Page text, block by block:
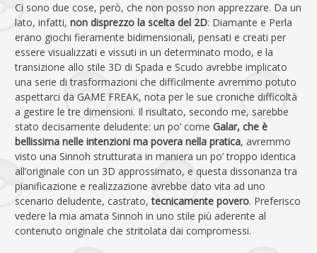
Ci sono due cose, però, che non posso non apprezzare. Da un
lato, infatti, non disprezzo la scelta del 2D: Diamante e Perla
erano giochi fieramente bidimensionali, pensati e creati per
essere visualizzati e vissuti in un determinato modo, e la
transizione allo stile 3D di Spada e Scudo avrebbe implicato
una serie di trasformazioni che difficilmente avremmo potuto
aspettarci da GAME FREAK, nota per le sue croniche difficoltà
a gestire le tre dimensioni. Il risultato, secondo me, sarebbe
stato decisamente deludente: un po’ come Galar, che è
bellissima nelle intenzioni ma povera nella pratica, avremmo
visto una Sinnoh strutturata in maniera un po’ troppo identica
all’originale con un 3D approssimato, e questa dissonanza tra
pianificazione e realizzazione avrebbe dato vita ad uno
scenario deludente, castrato,tecnicamente povero. Preferisco
vedere la mia amata Sinnoh in uno stile più aderente al
contenuto originale che stritolata dai compromessi.